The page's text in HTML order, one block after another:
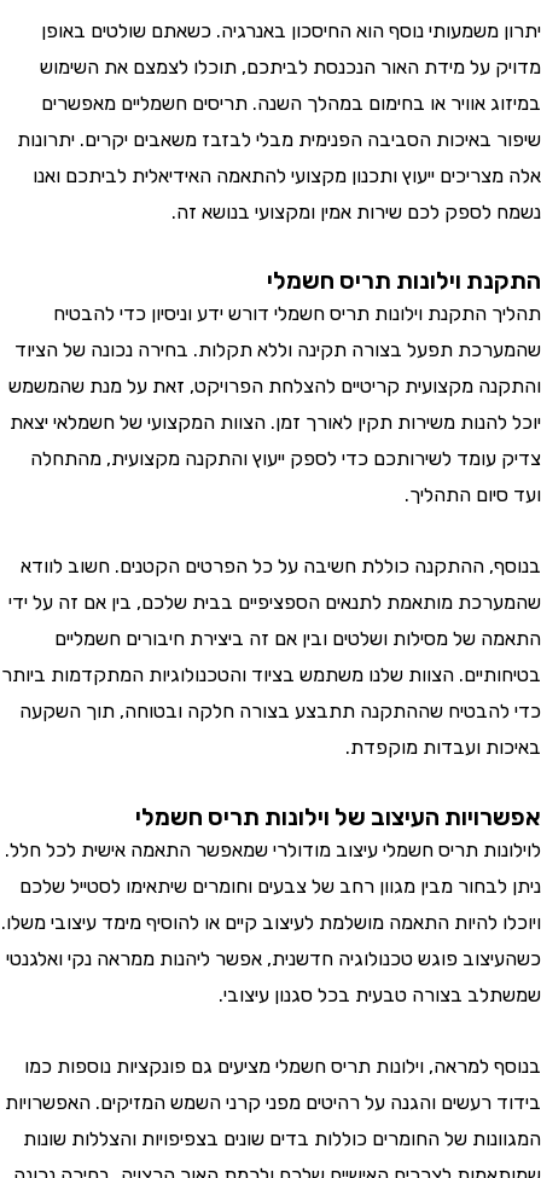
משמעותי נוסף הוא החיסכון באנרגיה. כשאתם שולטים באופן
על מידת האור הנכנסת לביתכם, תוכלו לצמצם את השימוש
אוויר או בחימום במהלך השנה. תריסים חשמליים מאפשרים
באיכות הסביבה הפנימית מבלי לבזבז משאבים יקרים. יתרונות
ייעוץ ותכנון מקצועי להתאמה האידיאלית לביתכם ואנו
לכם שירות אמין ומקצועי בנושא זה.
וילונות תריס חשמלי
התקנת וילונות תריס חשמלי דורש ידע וניסיון כדי להבטיח
תפעל בצורה תקינה וללא תקלות. בחירה נכונה של הציוד
מקצועית קריטיים להצלחת הפרויקט, זאת על מנת שהמשמש
משירות תקין לאורך זמן. הצוות המקצועי של חשמלאי יצאת
לשירותכם כדי לספק ייעוץ והתקנה מקצועית, מהתחלה
התהליך.
ההתקנה כוללת חשיבה על כל הפרטים הקטנים. חשוב לוודא
מותאמת לתנאים הספציפיים בבית שלכם, בין אם זה על ידי
של מסילות ושלטים ובין אם זה ביצירת חיבורים חשמליים
הצוות שלנו משתמש בציוד והטכנולוגיות המתקדמות ביותר
שההתקנה תתבצע בצורה חלקה ובטוחה, תוך השקעה
ועבדות מוקפדת.
העיצוב של וילונות תריס חשמלי
תריס חשמלי עיצוב מודולרי שמאפשר התאמה אישית לכל חלל.
מבין מגוון רחב של צבעים וחומרים שיתאימו לסטייל שלכם
להיות התאמה מושלמת לעיצוב קיים או להוסיף מימד עיצובי משלו.
פוגש טכנולוגיה חדשנית, אפשר ליהנות ממראה נקי ואלגנטי
בצורה טבעית בכל סגנון עיצובי.
למראה, וילונות תריס חשמלי מציעים גם פונקציות נוספות כמו
רעשים והגנה על רהיטים מפני קרני השמש המזיקים. האפשרויות
של החומרים כוללות בדים שונים בצפיפויות והצללות שונות